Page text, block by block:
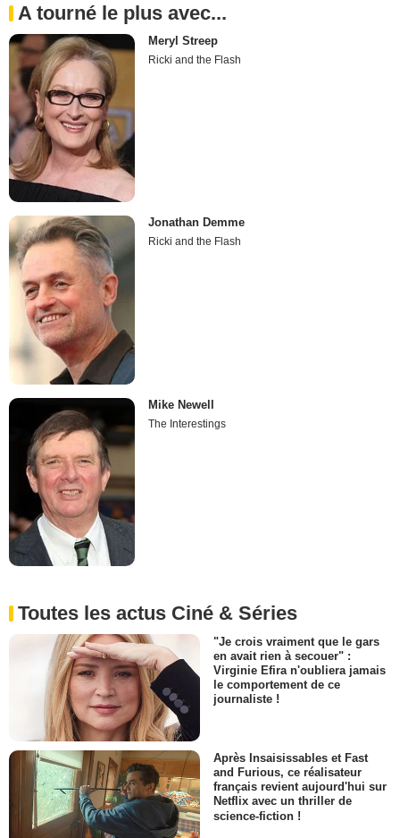
A tourné le plus avec...
Meryl Streep
Ricki and the Flash
Jonathan Demme
Ricki and the Flash
Mike Newell
The Interestings
Toutes les actus Ciné & Séries
"Je crois vraiment que le gars
en avait rien à secouer" :
Virginie Efira n'oubliera jamais
le comportement de ce
journaliste !
Après Insaisissables et Fast
and Furious, ce réalisateur
français revient aujourd'hui sur
Netflix avec un thriller de
science-fiction !